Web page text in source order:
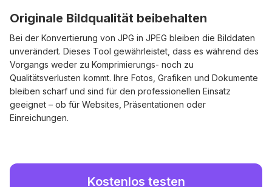
Originale Bildqualität beibehalten
Bei der Konvertierung von JPG in JPEG bleiben die Bilddaten
unverändert. Dieses Tool gewährleistet, dass es während des
Vorgangs weder zu Komprimierungs- noch zu
Qualitätsverlusten kommt. Ihre Fotos, Grafiken und Dokumente
bleiben scharf und sind für den professionellen Einsatz
geeignet – ob für Websites, Präsentationen oder
Einreichungen.
Kostenlos testen